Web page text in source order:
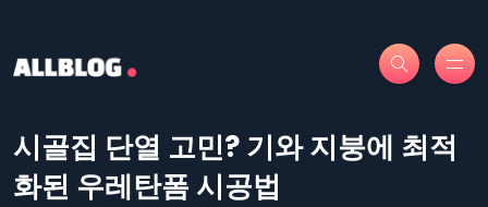
시골집 단열 고민? 기와 지붕에 최적
화된 우레탄폼 시공법